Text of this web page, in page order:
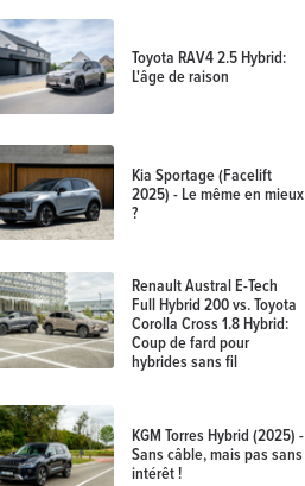
Toyota RAV4 2.5 Hybrid:
L'âge de raison
Kia Sportage (Facelift
2025) - Le même en mieux
?
Renault Austral E-Tech
Full Hybrid 200 vs. Toyota
Corolla Cross 1.8 Hybrid:
Coup de fard pour
hybrides sans fil
KGM Torres Hybrid (2025) -
Sans câble, mais pas sans
intérêt !